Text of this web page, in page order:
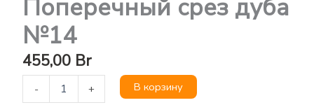
Поперечный срез дуба
№14
455,00 Br
- + В корзину